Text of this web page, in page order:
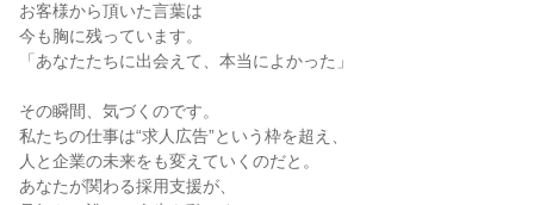
お客様から頂いた言葉は
今も胸に残っています。
「あなたたちに出会えて、本当によかった」
その瞬間、気づくのです。
私たちの仕事は“求人広告”という枠を超え、
人と企業の未来をも変えていくのだと。
あなたが関わる採用支援が、